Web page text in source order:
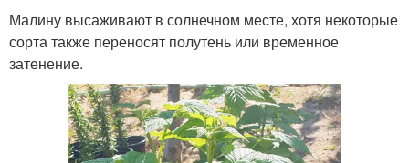
Малину высаживают в солнечном месте, хотя некоторые
сорта также переносят полутень или временное
затенение.